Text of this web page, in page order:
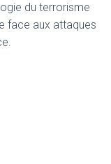
du terrorisme
face aux attaques